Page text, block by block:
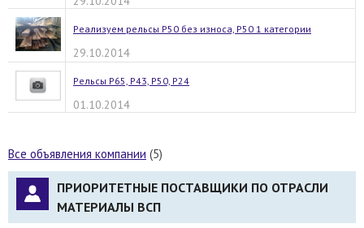
Реализуем рельсы Р50 без износа, Р50 1 категории
29.10.2014
Рельсы Р65, Р43, Р50, Р24
01.10.2014
Все объявления компании (5)
ПРИОРИТЕТНЫЕ ПОСТАВЩИКИ ПО ОТРАСЛИ
МАТЕРИАЛЫ ВСП